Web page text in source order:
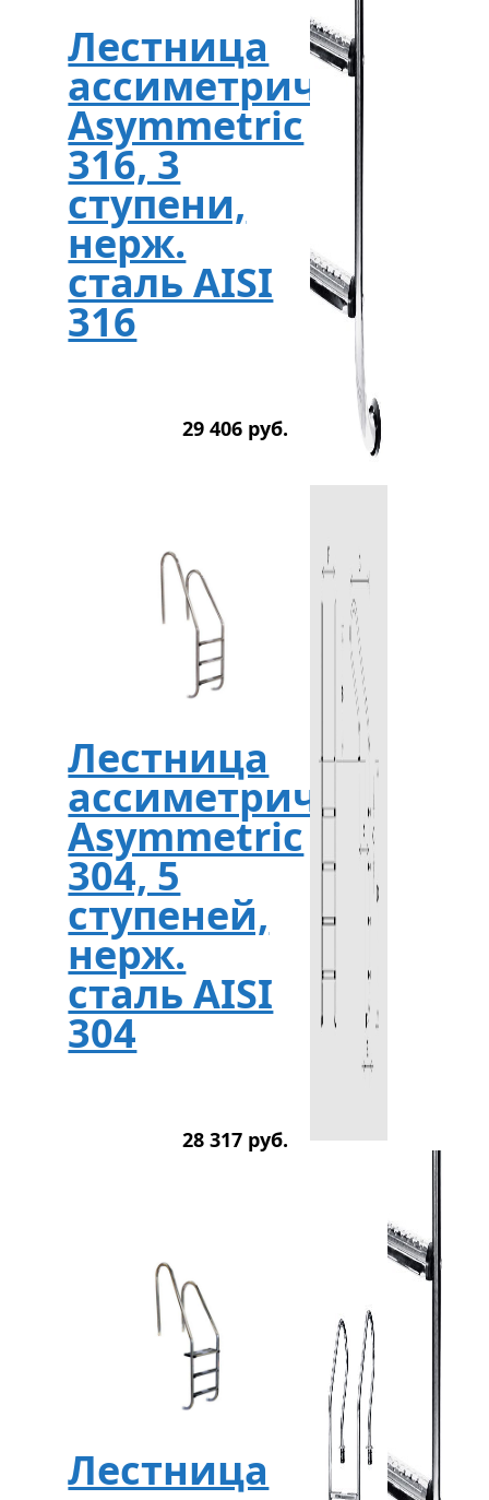
Лестница
ассиметричная
Asymmetric
316, 3
ступени,
нерж.
сталь AISI
316
29 406 руб.
Лестница
ассиметричная
Asymmetric
304, 5
ступеней,
нерж.
сталь AISI
304
28 317 руб.
Лестница